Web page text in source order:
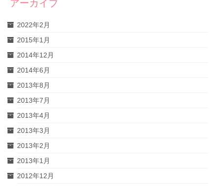
アーカイブ
2022年2月
2015年1月
2014年12月
2014年6月
2013年8月
2013年7月
2013年4月
2013年3月
2013年2月
2013年1月
2012年12月